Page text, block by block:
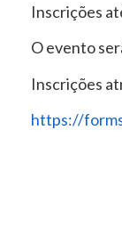
Inscrições
O evento
Inscrições
https://